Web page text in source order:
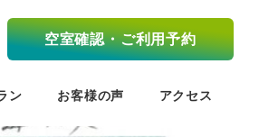
空室確認・ご利用予約
ン お客様の声 アクセス